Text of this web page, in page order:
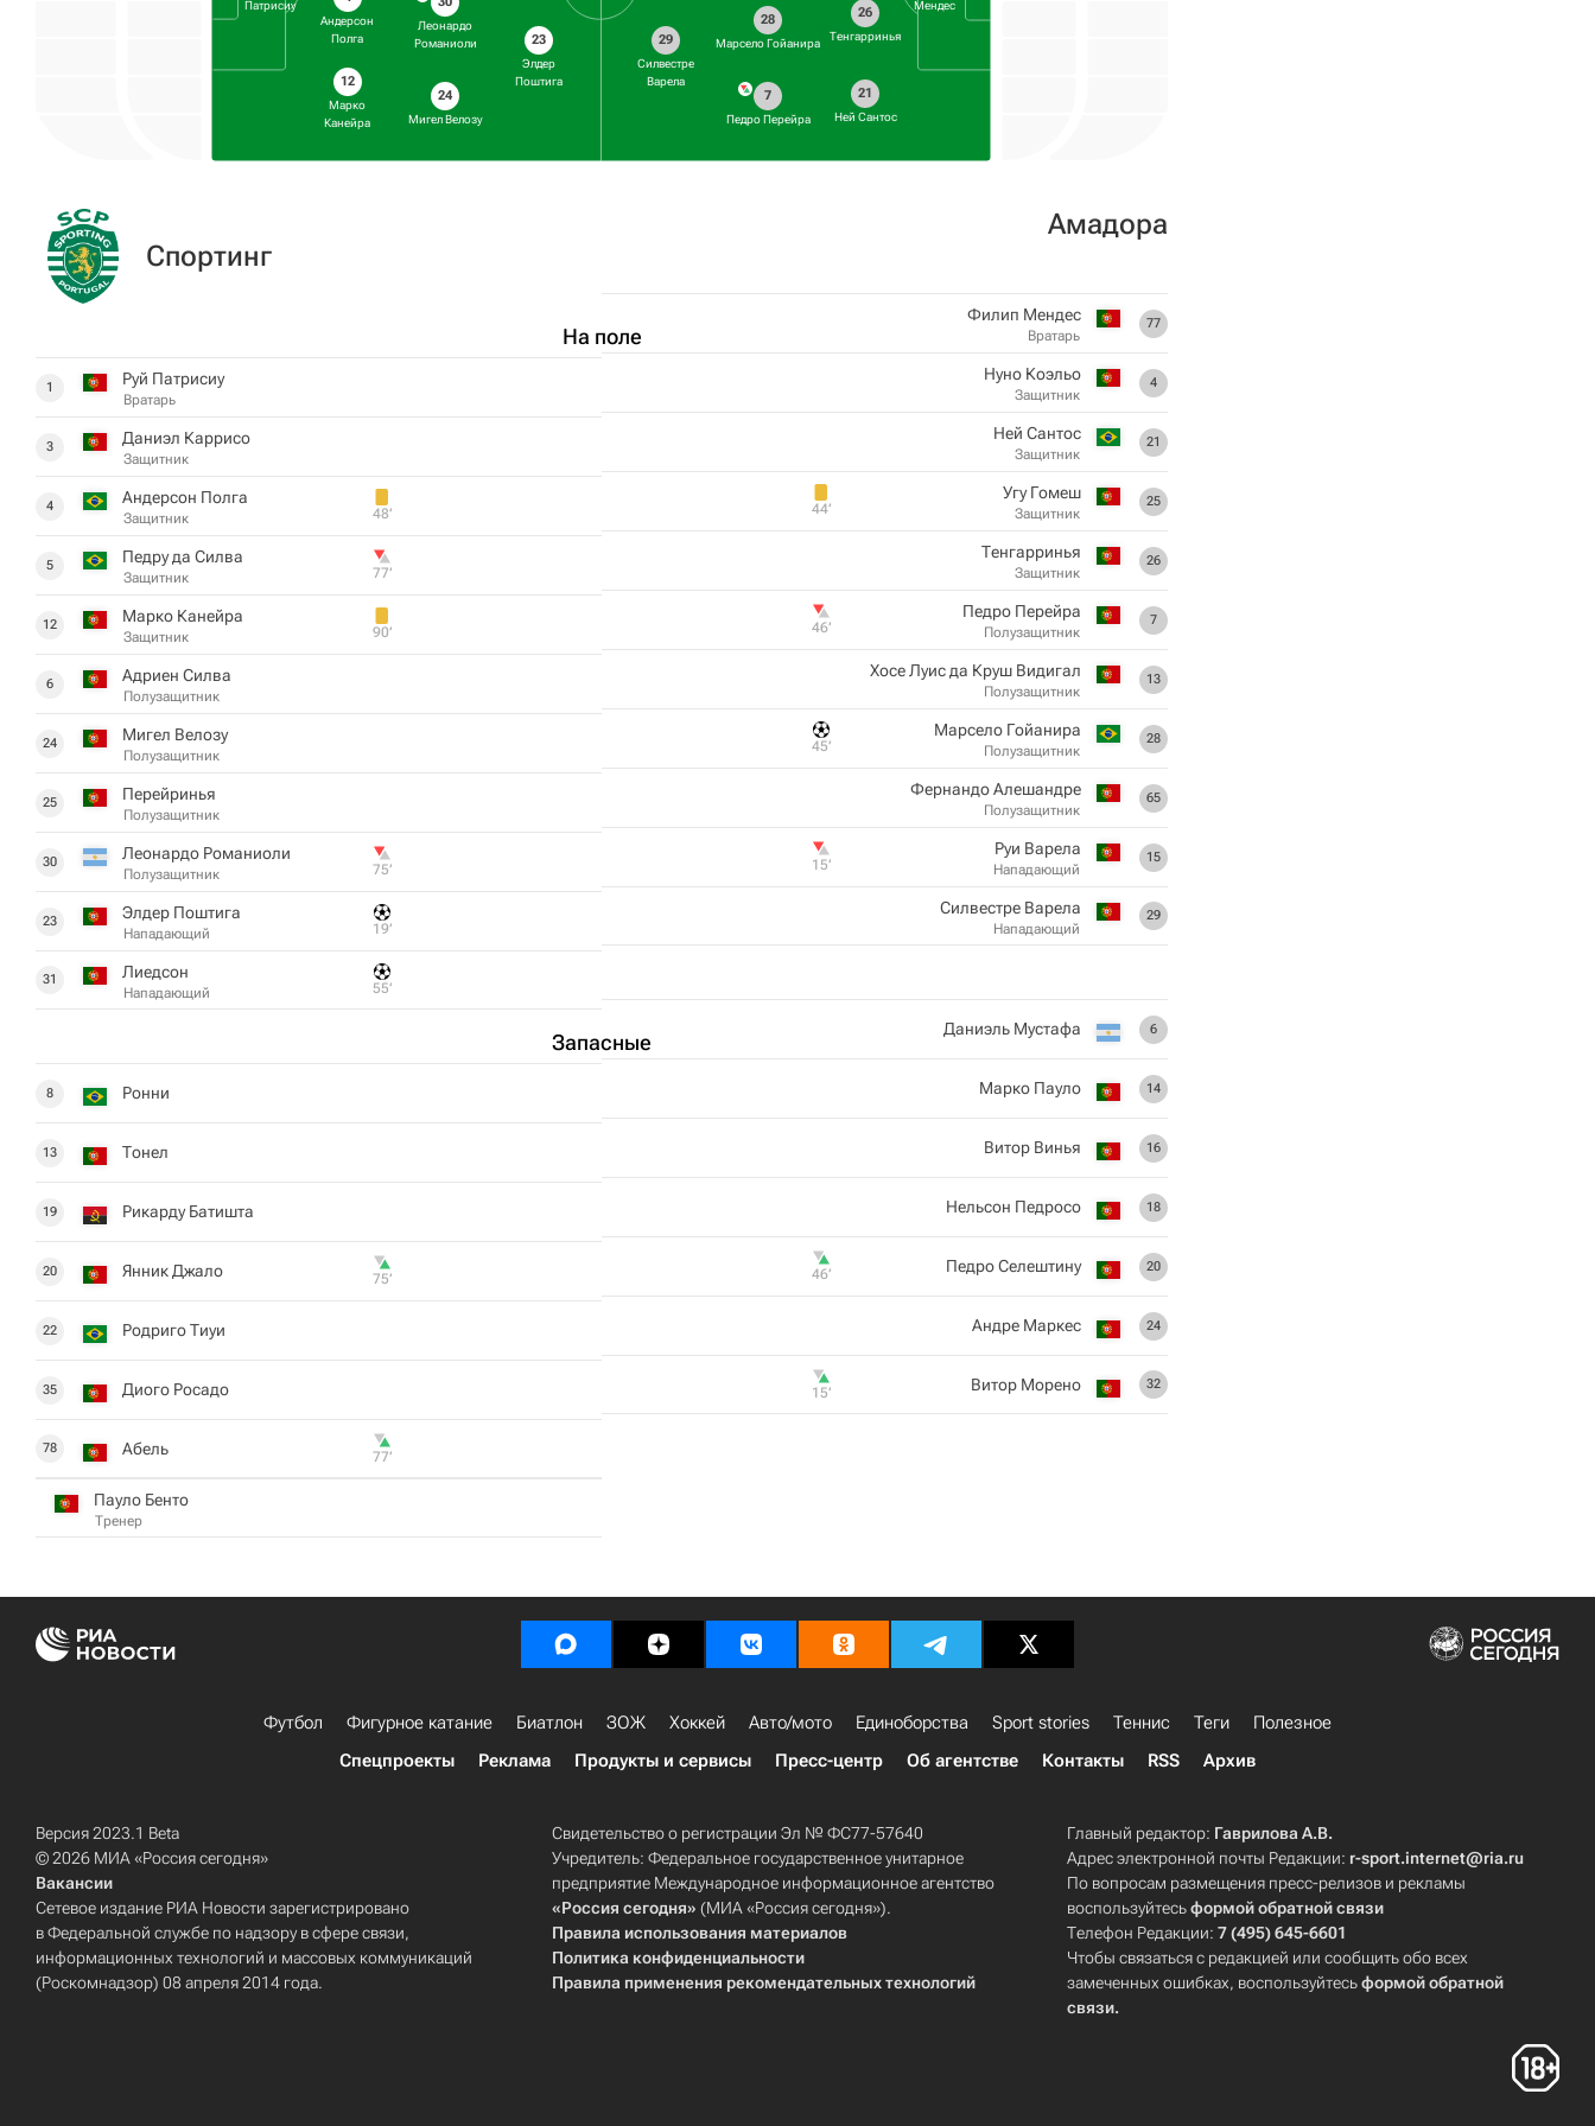
Патрисиу
Андерсон
Полга
12
Марко
Канейра
Леонардо
Романиоли
24
Мигел Велозу
23
Элдер
Поштига
Мендес
26
Тенгарринья
21
Ней Сантос
28
Марсело Гойанира
7
Педро Перейра
29
Силвестре
Варела
Спортинг
На поле
1 Руй Патрисиу
Вратарь
3 Даниэл Каррисо
Защитник
4 Андерсон Полга
Защитник 48‎’‎
5 Педру да Силва
Защитник 77‎’‎
12 Марко Канейра
Защитник 90‎’‎
6 Адриен Силва
Полузащитник
24 Мигел Велозу
Полузащитник
25 Перейринья
Полузащитник
30 Леонардо Романиоли
Полузащитник 75‎’‎
23 Элдер Поштига
Нападающий 19‎’‎
31 Лиедсон
Нападающий 55‎’‎
Запасные
8 Ронни
13 Тонел
19 Рикарду Батишта
20 Янник Джало 75‎’‎
22 Родриго Tиуи
35 Диого Росадо
78 Абель 77‎’‎
Пауло Бенто
Тренер
Амадора
77
Филип Мендес
Вратарь
4
Нуно Коэльо
Защитник
21
Ней Сантос
Защитник
25
Угу Гомеш
Защитник
44‎’‎
26
Тенгарринья
Защитник
7
Педро Перейра
Полузащитник
46‎’‎
13
Хосе Луис да Круш Видигал
Полузащитник
28
Марсело Гойанира
Полузащитник
45‎’‎
65
Фернандо Алешандре
Полузащитник
15
Руи Варела
Нападающий
15‎’‎
29
Силвестре Варела
Нападающий
6
Даниэль Мустафа
14
Марко Пауло
16
Витор Винья
18
Нельсон Педросо
20
Педро Селештину
46‎’‎
24
Андре Маркес
32
Витор Морено
15‎’‎
Футбол Фигурное катание Биатлон ЗОЖ Хоккей Авто/мото Единоборства Sport stories Теннис Теги
Полезное
Спецпроекты
Реклама Продукты и сервисы Пресс-центр Об агентстве Контакты RSS Архив
Версия 2023.1 Beta
© 2026 МИА «Россия сегодня»
Вакансии
Сетевое издание РИА Новости зарегистрировано
в Федеральной службе по надзору в сфере связи,
информационных технологий и массовых коммуникаций
(Роскомнадзор) 08 апреля 2014 года.
Свидетельство о регистрации Эл № ФС77-57640
Учредитель: Федеральное государственное унитарное
предприятие Международное информационное агентство
«Россия сегодня» (МИА «Россия сегодня»).
Правила использования материалов
Политика конфиденциальности
Правила применения рекомендательных технологий
Главный редактор: Гаврилова А.В.
Адрес электронной почты Редакции: r-sport.internet@ria.ru
По вопросам размещения пресс-релизов и рекламы
воспользуйтесьформой обратной связи
Телефон Редакции:7 (495) 645-6601
Чтобы связаться с редакцией или сообщить обо всех
замеченных ошибках, воспользуйтесьформой обратной
связи.